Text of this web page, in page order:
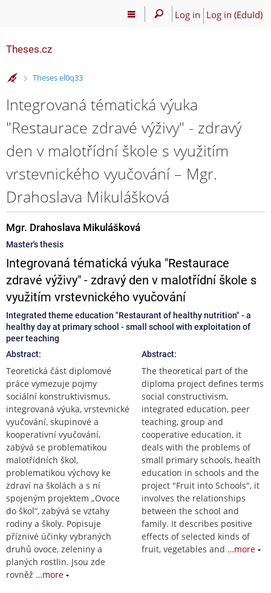
Log in Log in (EduId)
Theses.cz
>
Theses el0q33
Integrovaná tématická výuka
"Restaurace zdravé výživy" - zdravý
den v malotřídní škole s využitím
vrstevnického vyučování – Mgr.
Drahoslava Mikulášková
Mgr. Drahoslava Mikulášková
Master's thesis
Integrovaná tématická výuka "Restaurace
zdravé výživy" - zdravý den v malotřídní škole s
využitím vrstevnického vyučování
Integrated theme education "Restaurant of healthy nutrition" - a
healthy day at primary school - small school with exploitation of
peer teaching
Abstract:
Teoretická část diplomové
práce vymezuje pojmy
sociální konstruktivismus,
integrovaná výuka, vrstevnické
vyučování, skupinové a
kooperativní vyučování,
zabývá se problematikou
malotřídních škol,
problematikou výchovy ke
zdraví na školách a s ní
spojeným projektem „Ovoce
do škol“, zabývá se vztahy
rodiny a školy. Popisuje
příznivé účinky vybraných
druhů ovoce, zeleniny a
planých rostlin. Jsou zde
rovněž …more
Abstract:
The theoretical part of the
diploma project defines terms
social constructivism,
integrated education, peer
teaching, group and
cooperative education, it
deals with the problems of
small primary schools, health
education in schools and the
project "Fruit into Schools", it
involves the relationships
between the school and
family. It describes positive
effects of selected kinds of
fruit, vegetables and …more